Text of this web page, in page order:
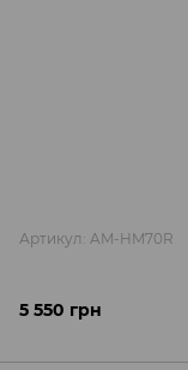
Артикул: AM-HM70R
5 550 грн